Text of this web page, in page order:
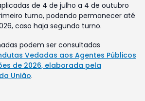
de 4 de julho a 4 de outubro
turno, podendo permanecer até
caso haja segundo turno.
podem ser consultadas
Vedadas aos Agentes Públicos
de 2026, elaborada pela
União.